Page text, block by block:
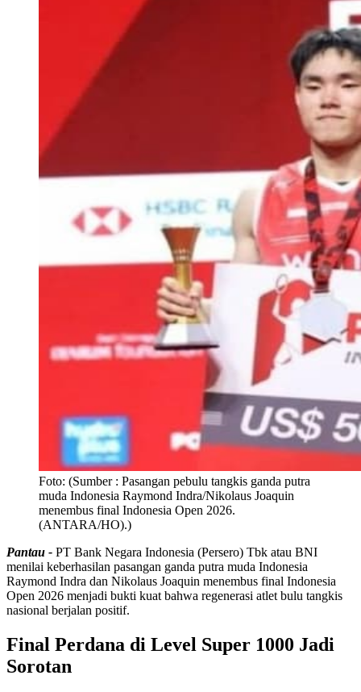
Foto: (Sumber : Pasangan pebulu tangkis ganda putra
muda Indonesia Raymond Indra/Nikolaus Joaquin
menembus final Indonesia Open 2026.
(ANTARA/HO).)
Pantau - PT Bank Negara Indonesia (Persero) Tbk atau BNI
menilai keberhasilan pasangan ganda putra muda Indonesia
Raymond Indra dan Nikolaus Joaquin menembus final Indonesia
Open 2026 menjadi bukti kuat bahwa regenerasi atlet bulu tangkis
nasional berjalan positif.
Final Perdana di Level Super 1000 Jadi
Sorotan